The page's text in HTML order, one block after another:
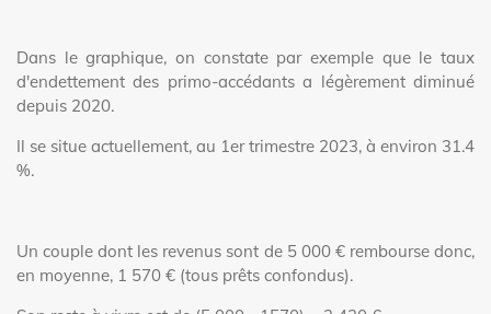
Dans le graphique, on constate par exemple que le taux
d'endettement des primo-accédants a légèrement diminué
depuis 2020.
Il se situe actuellement, au 1er trimestre 2023, à environ 31.4
%.
Un couple dont les revenus sont de 5 000 € rembourse donc,
en moyenne, 1 570 € (tous prêts confondus).